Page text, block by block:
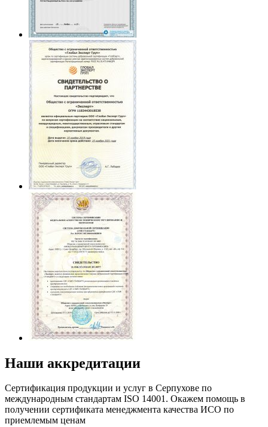
Наши аккредитации
Сертификация продукции и услуг в Серпухове по
международным стандартам ISO 14001. Окажем помощь в
получении сертификата менеджмента качества ИСО по
приемлемым ценам